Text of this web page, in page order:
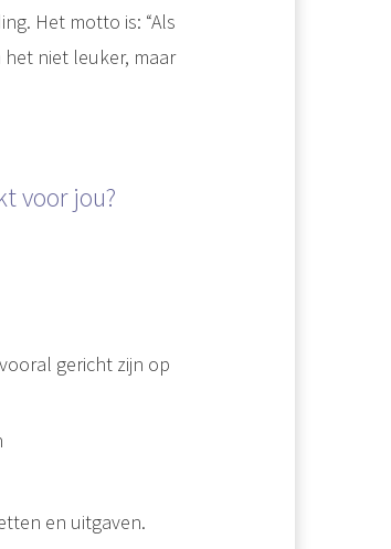
Het motto is: “Als
het niet leuker, maar
voor jou?
gericht zijn op
en uitgaven.